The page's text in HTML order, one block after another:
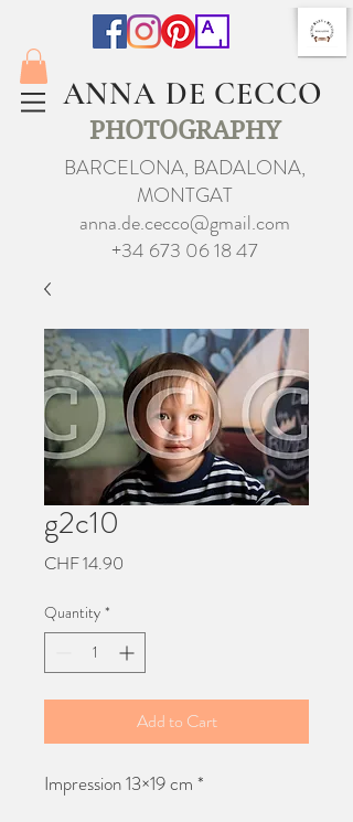
ANNA DE CECCO
PHOTOGRAPHY
BARCELONA, BADALONA,
MONTGAT
anna.de.cecco@gmail.com
+34 673 06 18 47
g2c10
CHF 14.90
Quantity *
Add to Cart
Impression 13×19 cm *